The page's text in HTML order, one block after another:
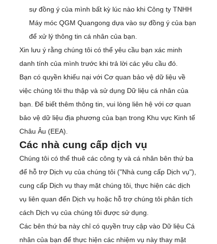
sự đồng ý của mình bất kỳ lúc nào khi Công ty TNHH
Máy móc QGM Quangong dựa vào sự đồng ý của bạn
để xử lý thông tin cá nhân của bạn.
Xin lưu ý rằng chúng tôi có thể yêu cầu bạn xác minh
danh tính của mình trước khi trả lời các yêu cầu đó.
Bạn có quyền khiếu nại với Cơ quan bảo vệ dữ liệu về
việc chúng tôi thu thập và sử dụng Dữ liệu cá nhân của
bạn. Để biết thêm thông tin, vui lòng liên hệ với cơ quan
bảo vệ dữ liệu địa phương của bạn trong Khu vực Kinh tế
Châu Âu (EEA).
Các nhà cung cấp dịch vụ
Chúng tôi có thể thuê các công ty và cá nhân bên thứ ba
để hỗ trợ Dịch vụ của chúng tôi ("Nhà cung cấp Dịch vụ"),
cung cấp Dịch vụ thay mặt chúng tôi, thực hiện các dịch
vụ liên quan đến Dịch vụ hoặc hỗ trợ chúng tôi phân tích
cách Dịch vụ của chúng tôi được sử dụng.
Các bên thứ ba này chỉ có quyền truy cập vào Dữ liệu Cá
nhân của bạn để thực hiện các nhiệm vụ này thay mặt